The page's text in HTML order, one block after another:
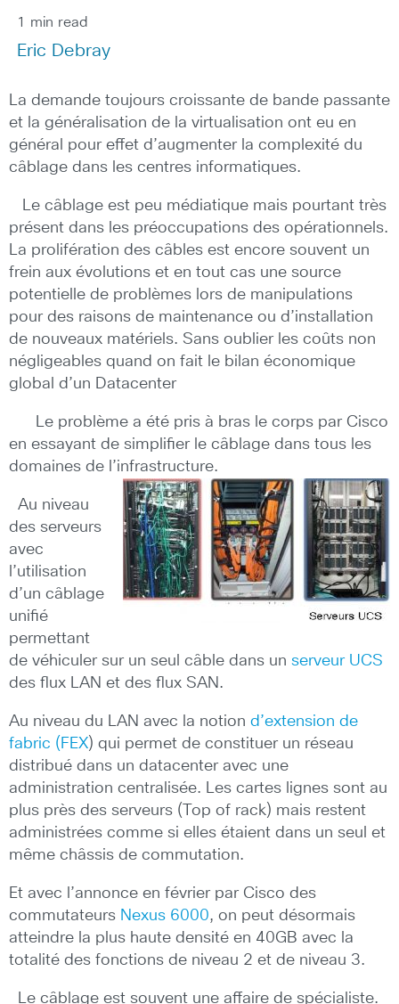
1 min read
Eric Debray
La demande toujours croissante de bande passante
et la généralisation de la virtualisation ont eu en
général pour effet d’augmenter la complexité du
câblage dans les centres informatiques.
Le câblage est peu médiatique mais pourtant très
présent dans les préoccupations des opérationnels.
La prolifération des câbles est encore souvent un
frein aux évolutions et en tout cas une source
potentielle de problèmes lors de manipulations
pour des raisons de maintenance ou d’installation
de nouveaux matériels. Sans oublier les coûts non
négligeables quand on fait le bilan économique
global d’un Datacenter
Le problème a été pris à bras le corps par Cisco
en essayant de simplifier le câblage dans tous les
domaines de l’infrastructure.
Au niveau
des serveurs
avec
l’utilisation
d’un câblage
unifié
permettant
de véhiculer sur un seul câble dans un serveur UCS
des flux LAN et des flux SAN.
Au niveau du LAN avec la notion d’extension de
fabric (FEX) qui permet de constituer un réseau
distribué dans un datacenter avec une
administration centralisée. Les cartes lignes sont au
plus près des serveurs (Top of rack) mais restent
administrées comme si elles étaient dans un seul et
même châssis de commutation.
Et avec l’annonce en février par Cisco des
commutateurs Nexus 6000, on peut désormais
atteindre la plus haute densité en 40GB avec la
totalité des fonctions de niveau 2 et de niveau 3.
Le câblage est souvent une affaire de spécialiste.